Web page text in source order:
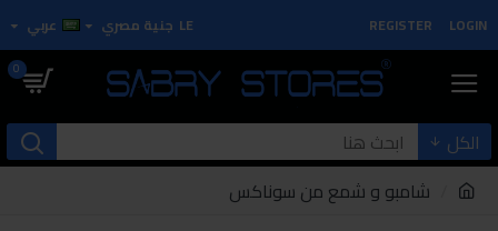
LOGIN
REGISTER
LE جنية مصري عربي
0
الكل
شامبو و شمع من سوناكس